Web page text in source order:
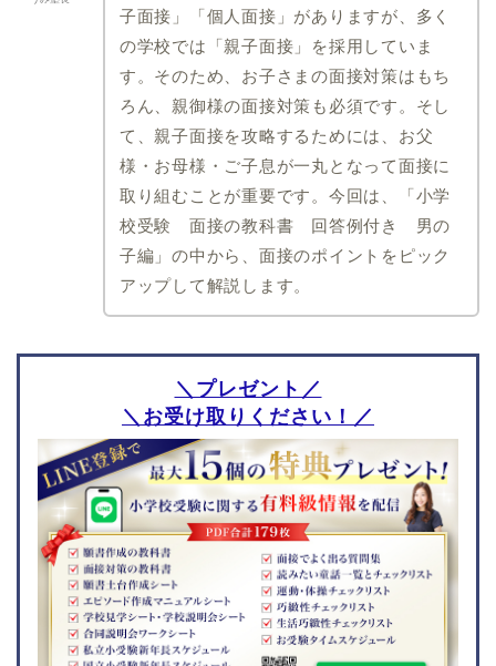
子面接」「個人面接」がありますが、多く
の学校では「親子面接」を採用していま
す。そのため、お子さまの面接対策はもち
ろん、親御様の面接対策も必須です。そし
て、親子面接を攻略するためには、お父
様・お母様・ご子息が一丸となって面接に
取り組むことが重要です。今回は、「小学
校受験 面接の教科書 回答例付き 男の
子編」の中から、面接のポイントをピック
アップして解説します。
＼プレゼント／
＼お受け取りください！／
聖徳大学附属小学校
千葉日本大学第一小学校
瀬戸SOLAN学園初等中等
椙山女学園大学附属小学
愛知教育大学附属岡崎小
名進研小学校
南山大学附属小学校
愛知教育大学附属名古屋
埼玉県
開智小学校(総合部)
開智所沢小学校
埼玉大学教育学部附属小
学校
青山学院大学系属浦和ル
ーテル学院小学校
つくば国際大学東風小学
校
江戸川学園取手小学校
開智望小学校
兵庫県
愛徳学園小学校
甲南小学校
甲子園学院小学校
百合学院小学校
神戸海星女子学院小学校
雲雀丘学園小学校
須磨浦小学校
高羽六甲アイランド小学
校